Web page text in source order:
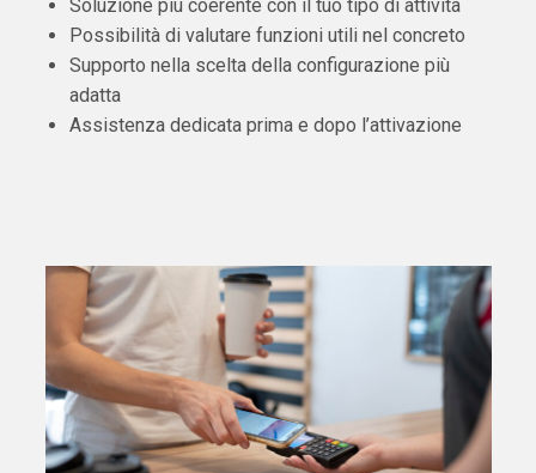
Soluzione più coerente con il tuo tipo di attività
Possibilità di valutare funzioni utili nel concreto
Supporto nella scelta della configurazione più
adatta
Assistenza dedicata prima e dopo l’attivazione